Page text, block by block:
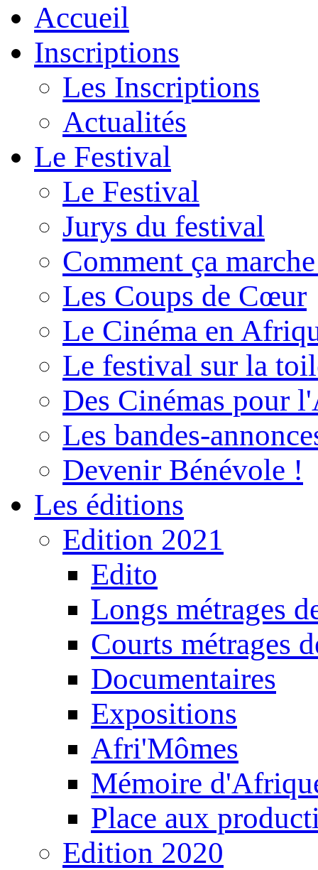
Accueil
Inscriptions
Les Inscriptions
Actualités
Le Festival
Le Festival
Jurys du festival
Comment ça
Les Coups de Cœur
Le Cinéma en
Le festival sur la
Des Cinémas pour
Les bandes-
Devenir Bénévole !
Les éditions
Edition 2021
Edito
Longs métrages
Courts métrages
Documentaires
Expositions
Afri'Mômes
Mémoire
Place aux
Edition 2020